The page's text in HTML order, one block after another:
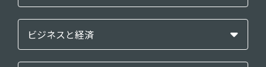
ビジネスと経済